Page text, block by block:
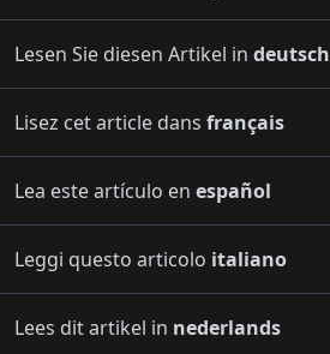
Lesen Sie diesen Artikel in deutsch
Lisez cet article dans français
Lea este artículo en español
Leggi questo articolo italiano
Lees dit artikel in nederlands